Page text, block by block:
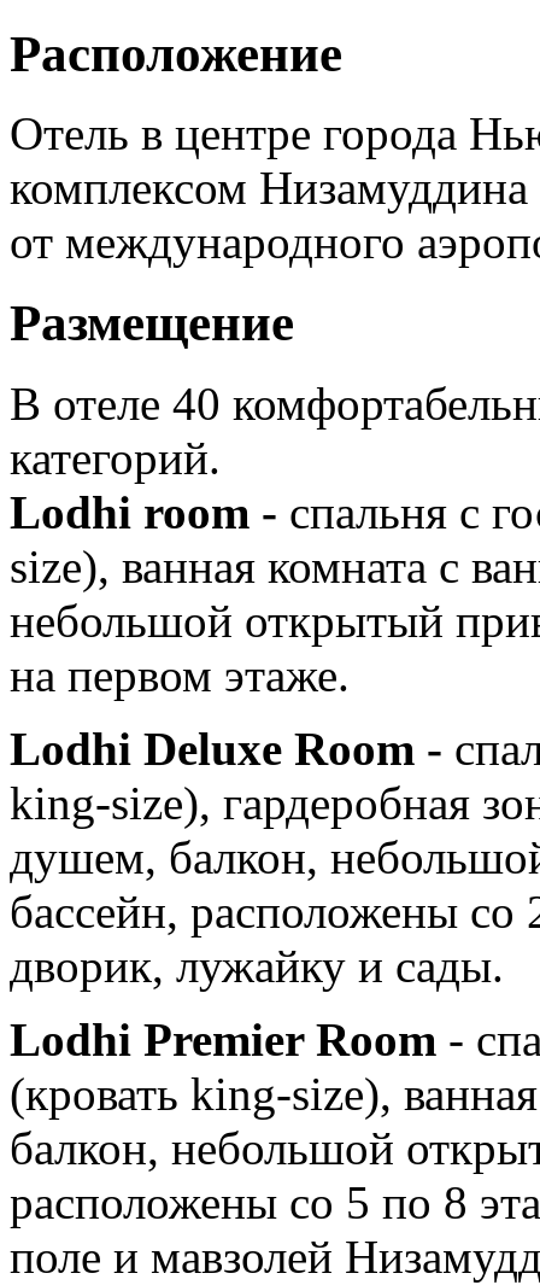
Расположение
Отель в центре города
комплексом
от международного
Размещение
В отеле 40
категорий.
Lodhi room - спальня с
size), ванная комната с
небольшой открытый
на первом этаже.
Lodhi Deluxe Room -
king-size), гардеробная
душем, балкон,
бассейн, расположены
дворик, лужайку и сады.
Lodhi Premier Room -
(кровать king-size),
балкон, небольшой
расположены со 5 по 8
поле и мавзолей